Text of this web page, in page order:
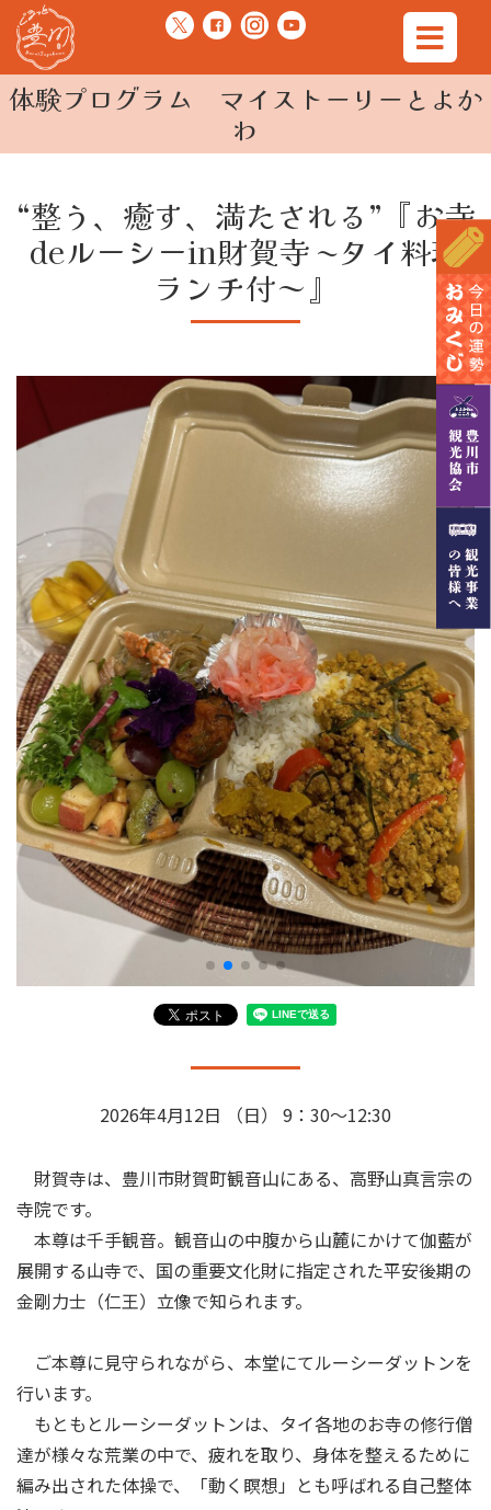
体験プログラム マイストーリーとよか
わ
“整う、癒す、満たされる”『お寺
deルーシーin財賀寺 〜タイ料理
ランチ付～』
2026年4月12日 （日） 9：30～12:30
財賀寺は、豊川市財賀町観音山にある、高野山真言宗の
寺院です。
本尊は千手観音。観音山の中腹から山麓にかけて伽藍が
展開する山寺で、国の重要文化財に指定された平安後期の
金剛力士（仁王）立像で知られます。
ご本尊に見守られながら、本堂にてルーシーダットンを
行います。
もともとルーシーダットンは、タイ各地のお寺の修行僧
達が様々な荒業の中で、疲れを取り、身体を整えるために
編み出された体操で、「動く瞑想」とも呼ばれる自己整体